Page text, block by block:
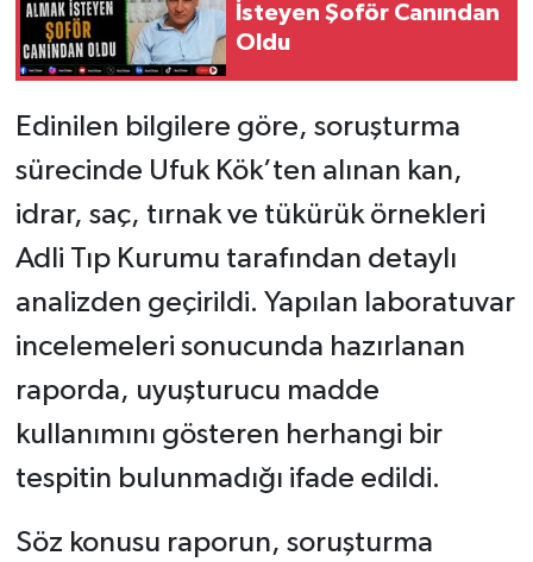
İsteyen Şoför Canından
Oldu
Edinilen bilgilere göre, soruşturma
sürecinde Ufuk Kök’ten alınan kan,
idrar, saç, tırnak ve tükürük örnekleri
Adli Tıp Kurumu tarafından detaylı
analizden geçirildi. Yapılan laboratuvar
incelemeleri sonucunda hazırlanan
raporda, uyuşturucu madde
kullanımını gösteren herhangi bir
tespitin bulunmadığı ifade edildi.
Söz konusu raporun, soruşturma